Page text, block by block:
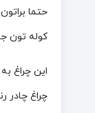
حتما
کوله تون
این چراغ
چراغ چادر